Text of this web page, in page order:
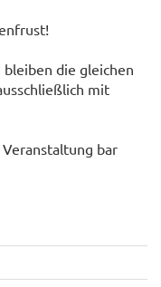
die gleichen
mit
bar